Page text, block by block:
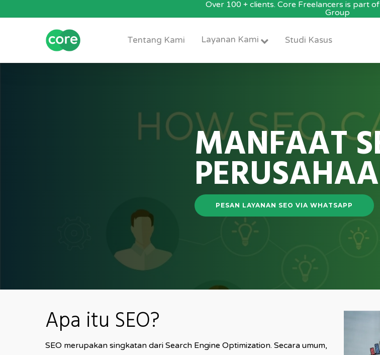
Over 100 + clients. Core Freelancers is part
Group
Tentang Kami Layanan Kami Studi Kasus
MANFAAT
PESAN LAYANAN SEO VIA WHATSAPP
Apa itu SEO?
SEO merupakan singkatan dari Search Engine Optimization. Secara umum,